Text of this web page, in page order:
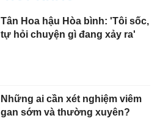
Tân Hoa hậu Hòa bình: 'Tôi sốc,
tự hỏi chuyện gì đang xảy ra'
Những ai cần xét nghiệm viêm
gan sớm và thường xuyên?